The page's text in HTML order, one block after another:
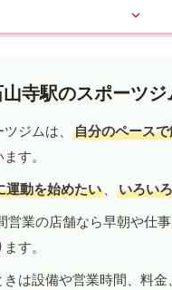
寺駅のスポーツジ
ジムは、 自分のペース
す。
運動を始めたい 、 いろい
営業の店舗なら早朝や仕
す。
きは設備や営業時間、料金